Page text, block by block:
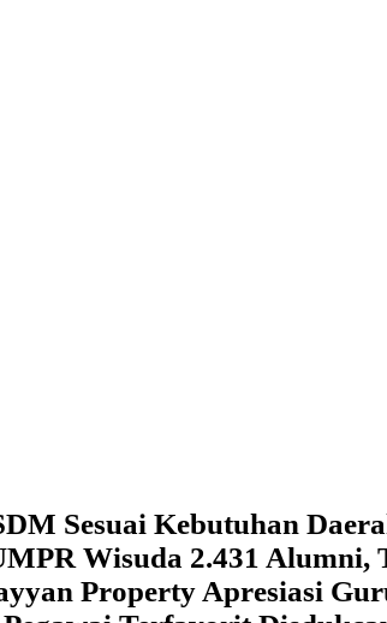
Sesuai Kebutuhan
Wisuda 2.431 Alumni,
Property Apresiasi